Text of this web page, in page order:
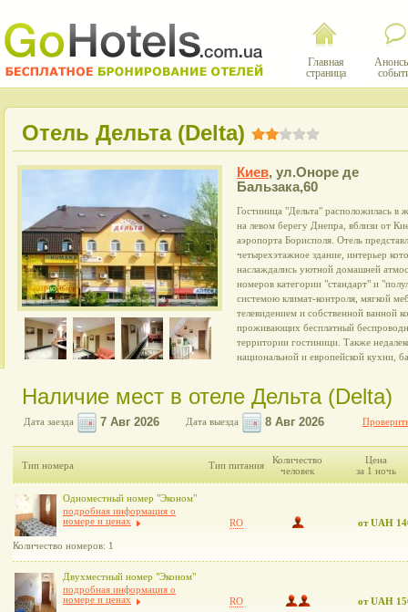
Главная
страница
Отель Дельта (Delta)
Киев, ул.Оноре де
Бальзака,60
Гостиница "Дельта" расположилась
на левом берегу Днепра, вблизи от
аэропорта Борисполя. Отель
четырехэтажное здание, интерьер
наслаждались уютной домашней
номеров категории "стандарт" и
системою климат-контроля, мягкой
телевидением и собственной ванной
проживающих бесплатный
территории гостиници. Также
национальной и европейской кухни,
Наличие мест в отеле Дельта (Delta)
Дата заезда Дата выезда
Тип номера Тип питания
Количество
человек
Цена
за 1 ночь
Одноместный номер "Эконом"
подробная информация о
номере и ценах
Количество номеров: 1
RO от UAH
Двухместный номер "Эконом"
подробная информация о
номере и ценах
RO от UAH